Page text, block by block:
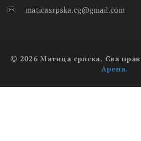
maticasrpska.cg@gmail.com
2026 Матица српска. Сва
Арена.